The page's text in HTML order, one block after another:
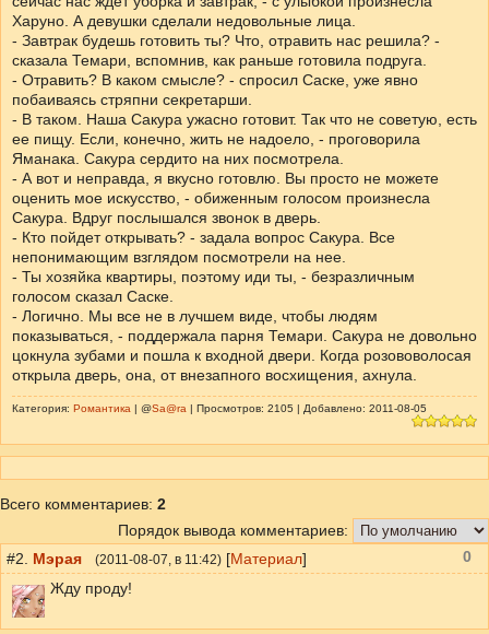
Харуно. А девушки сделали недовольные лица.
- Завтрак будешь готовить ты? Что, отравить нас решила? -
сказала Темари, вспомнив, как раньше готовила подруга.
- Отравить? В каком смысле? - спросил Саске, уже явно
побаиваясь стряпни секретарши.
- В таком. Наша Сакура ужасно готовит. Так что не советую, есть
ее пищу. Если, конечно, жить не надоело, - проговорила
Яманака. Сакура сердито на них посмотрела.
- А вот и неправда, я вкусно готовлю. Вы просто не можете
оценить мое искусство, - обиженным голосом произнесла
Сакура. Вдруг послышался звонок в дверь.
- Кто пойдет открывать? - задала вопрос Сакура. Все
непонимающим взглядом посмотрели на нее.
- Ты хозяйка квартиры, поэтому иди ты, - безразличным
голосом сказал Саске.
- Логично. Мы все не в лучшем виде, чтобы людям
показываться, - поддержала парня Темари. Сакура не довольно
цокнула зубами и пошла к входной двери. Когда розововолосая
открыла дверь, она, от внезапного восхищения, ахнула.
Категория: Романтика | @Sa@ra | Просмотров: 2105 | Добавлено: 2011-08-05
Всего комментариев: 2
Порядок вывода комментариев:
#2. Мэрая (2011-08-07 , в 11:42) [Материал]
Жду проду!
0